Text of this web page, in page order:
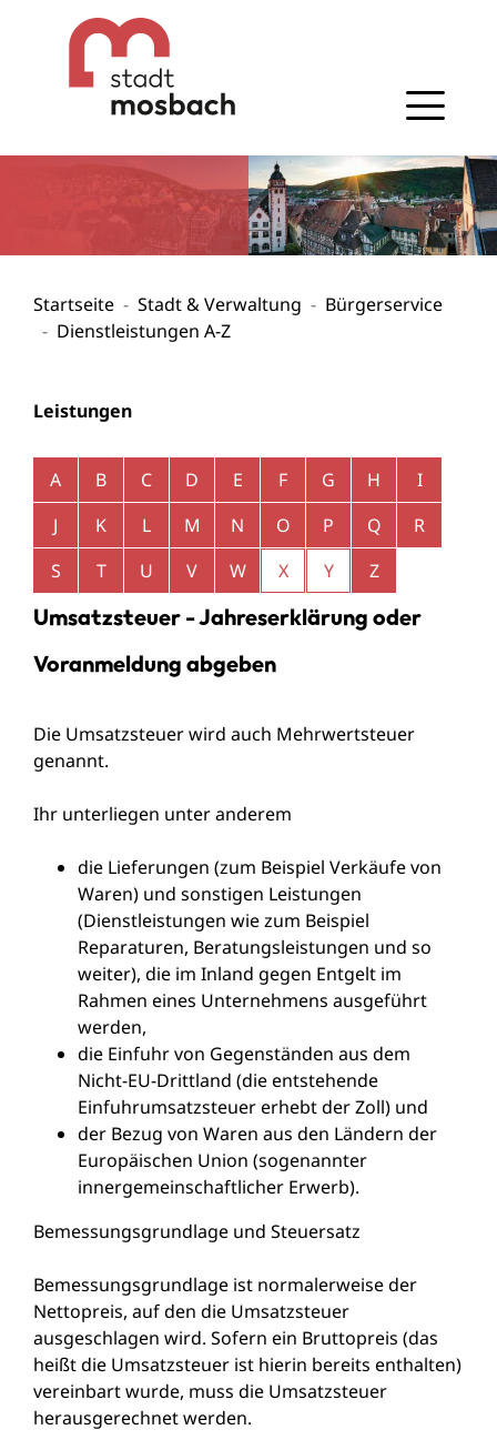
Gehe zum Navigationsbereich
Gehe zum Inhalt
Startseite Stadt & Verwaltung
Bürgerservice
Dienstleistungen A-Z
Leistungen
Alphabetisches Register überspringen
A B C D E F G H
I
J
K L M N O P Q
R
S
T U V W X Y Z
Umsatzsteuer - Jahreserklärung oder
Voranmeldung abgeben
Die Umsatzsteuer wird auch Mehrwertsteuer
genannt.
Ihr unterliegen unter anderem
die Lieferungen (zum Beispiel Verkäufe von
Waren) und sonstigen Leistungen
(Dienstleistungen wie zum Beispiel
Reparaturen, Beratungsleistungen und so
weiter), die im Inland gegen Entgelt im
Rahmen eines Unternehmens ausgeführt
werden,
die Einfuhr von Gegenständen aus dem
Nicht-EU-Drittland (die entstehende
Einfuhrumsatzsteuer erhebt der Zoll) und
der Bezug von Waren aus den Ländern der
Europäischen Union (sogenannter
innergemeinschaftlicher Erwerb).
Bemessungsgrundlage und Steuersatz
Bemessungsgrundlage ist normalerweise der
Nettopreis, auf den die Umsatzsteuer
ausgeschlagen wird. Sofern ein Bruttopreis (das
heißt die Umsatzsteuer ist hierin bereits enthalten)
vereinbart wurde, muss die Umsatzsteuer
herausgerechnet werden.